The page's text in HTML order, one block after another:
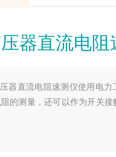
器直流电阻
器直流电阻速测仪使用电
的测量，还可以作为开关